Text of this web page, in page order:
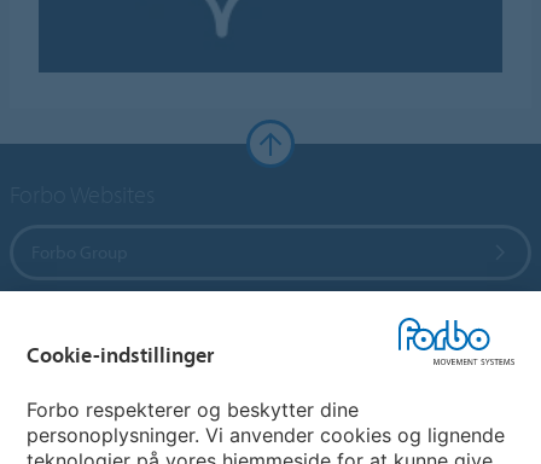
Cookie-indstillinger
Forbo respekterer og beskytter dine
personoplysninger. Vi anvender cookies og lignende